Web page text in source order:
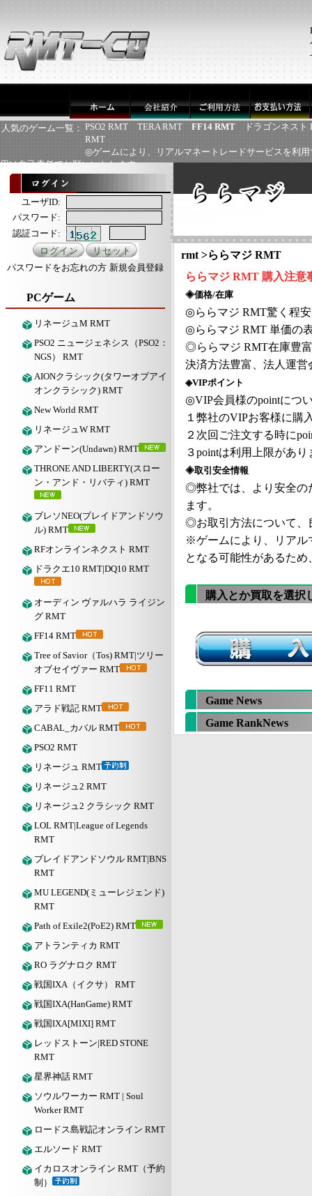
人気のゲーム一覧： PSO2 RMT TERA RMT FF14 RMT
ドラゴンネスト
RMT
◎ゲームにより、リアルマネートレードサービスを利
用は自己責任でお願いいたします
ユーザID:
パスワード:
認証コード:
パスワードをお忘れの方 新規会員登録
PCゲーム
リネージュM RMT
PSO2 ニュージェネシス（PSO2：
NGS） RMT
AIONクラシック(タワーオブアイ
オンクラシック) RMT
New World RMT
リネージュW RMT
アンドーン(Undawn) RMT
THRONE AND LIBERTY(スロー
ン・アンド・リバティ) RMT
ブレソNEO(ブレイドアンドソウ
ル) RMT
RFオンラインネクスト RMT
ドラクエ10 RMT|DQ10 RMT
オーディン ヴァルハラ ライジン
グ RMT
FF14 RMT
Tree of Savior（Tos) RMT|ツリー
オブセイヴァー RMT
FF11 RMT
アラド戦記 RMT
CABAL_カバル RMT
PSO2 RMT
リネージュ RMT
リネージュ2 RMT
リネージュ2 クラシック RMT
LOL RMT|League of Legends
RMT
ブレイドアンドソウル RMT|BNS
RMT
MU LEGEND(ミューレジェンド)
RMT
Path of Exile2(PoE2) RMT
アトランティカ RMT
RO ラグナロク RMT
戦国IXA（イクサ） RMT
戦国IXA(HanGame) RMT
戦国IXA[MIXI] RMT
レッドストーン|RED STONE
RMT
星界神話 RMT
ソウルワーカー RMT | Soul
Worker RMT
ロードス島戦記オンライン RMT
エルソード RMT
イカロスオンライン RMT（予約
制）
rmt >ららマジ RMT
ららマジ RMT 購入注意
◈価格/在庫
◎ららマジ RMT驚く程
◎ららマジ RMT 単価の
◎ららマジ RMT在庫豊富
決済方法豊富、法人運
◈VIPポイント
◎VIP会員様のpointにつ
１弊社のVIPお客様に購
２次回ご注文する時に
３pointは利用上限があ
◈取引安全情報
◎弊社では、より安全の
ます。
◎お取引方法について、
※ゲームにより、リアル
となる可能性があるた
購入とか買取を選択
Game News
Game RankNews